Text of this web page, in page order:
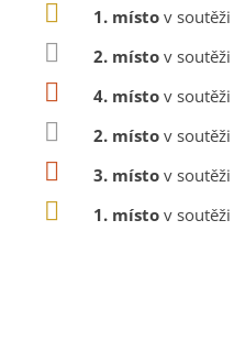
1. místo v soutěži
2. místo v soutěži
4. místo v soutěži
2. místo v soutěži
3. místo v soutěži
1. místo v soutěži